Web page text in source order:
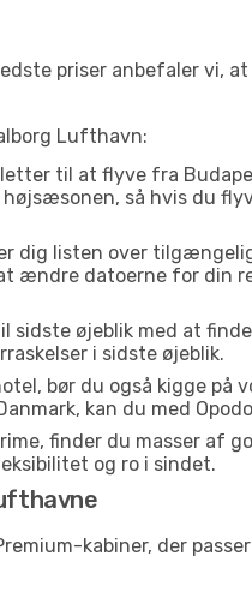
priser anbefaler vi,
Lufthavn:
til at flyve fra
så hvis du
dig listen over
ændre datoerne for din
øjeblik med at
i sidste øjeblik.
bør du også kigge på
kan du med
finder du masser af
og ro i sindet.
kabiner, der